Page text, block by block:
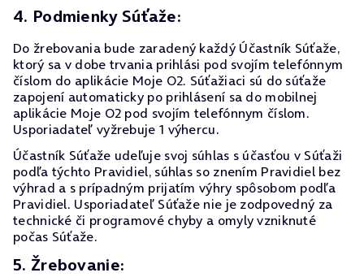
4. Podmienky Súťaže:
Do žrebovania bude zaradený každý Účastník Súťaže,
ktorý sa v dobe trvania prihlási pod svojím telefónnym
číslom do aplikácie Moje O2. Súťažiaci sú do súťaže
zapojení automaticky po prihlásení sa do mobilnej
aplikácie Moje O2 pod svojím telefónnym číslom.
Usporiadateľ vyžrebuje 1 výhercu.
Účastník Súťaže udeľuje svoj súhlas s účasťou v Súťaži
podľa týchto Pravidiel, súhlas so znením Pravidiel bez
výhrad a s prípadným prijatím výhry spôsobom podľa
Pravidiel. Usporiadateľ Súťaže nie je zodpovedný za
technické či programové chyby a omyly vzniknuté
počas Súťaže.
5. Žrebovanie: